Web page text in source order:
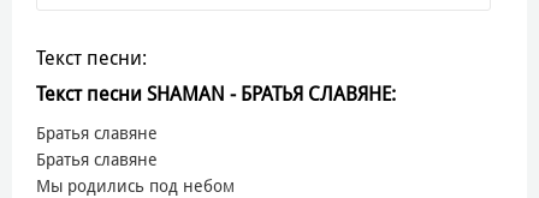
Текст песни:
Текст песни SHAMAN - БРАТЬЯ СЛАВЯНЕ:
Братья славяне
Братья славяне
Мы родились под небом